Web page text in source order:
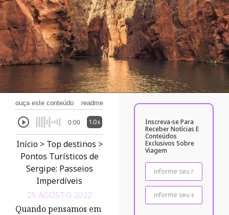
ouça este conteúdo readme
0:00 1.0x
Início> Top destinos >
Pontos Turísticos de
Sergipe: Passeios
Imperdíveis
25 AGOSTO 2022
Quando pensamos em
Inscreva-se Para
Receber Notícias E
Conteúdos
Exclusivos Sobre
Viagem